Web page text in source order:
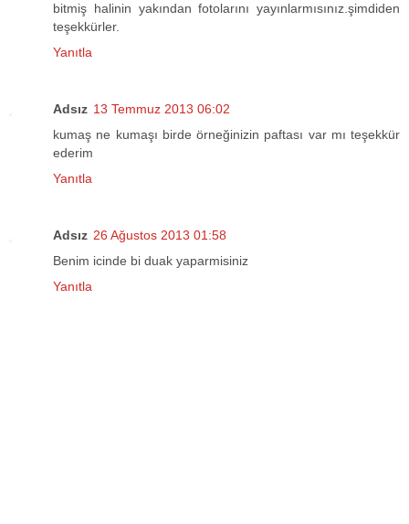
bitmiş halinin yakından fotolarını yayınlarmısınız.şimdiden
teşekkürler.
Yanıtla
Adsız 13 Temmuz 2013 06:02
kumaş ne kumaşı birde örneğinizin paftası var mı teşekkür
ederim
Yanıtla
Adsız 26 Ağustos 2013 01:58
Benim icinde bi duak yaparmisiniz
Yanıtla